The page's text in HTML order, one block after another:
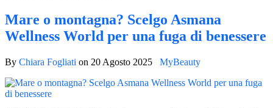
Mare o montagna? Scelgo Asmana
Wellness World per una fuga di benessere
By Chiara Fogliati on 20 Agosto 2025 MyBeauty